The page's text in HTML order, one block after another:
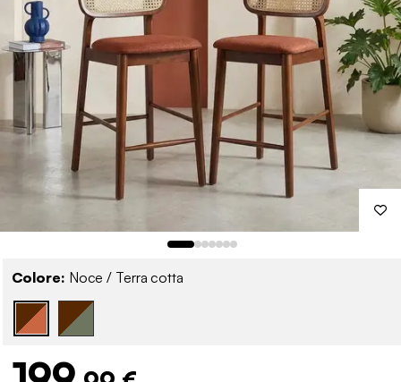
Colore: Noce / Terra cotta